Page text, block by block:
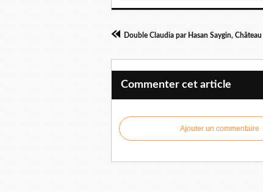
Commenter cet article
Ajouter un commentaire